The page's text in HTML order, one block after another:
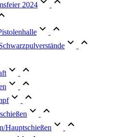
2024
Hauptschießen